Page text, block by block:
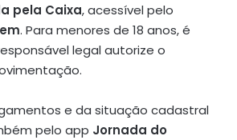
pela Caixa, acessível pelo
. Para menores de 18 anos, é
legal autorize o
e da situação cadastral
pelo app Jornada do